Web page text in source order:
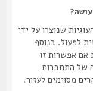
שנוצרו על ידי
בנוסף
זו
לעזור.